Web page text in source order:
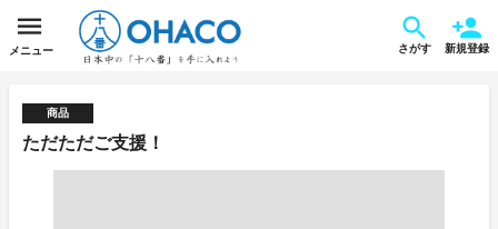
メニュー さがす 新規登録
商品
ただただご支援！